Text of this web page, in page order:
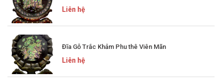
Liên hệ
Đĩa Gỗ Trắc Khảm Phu thê Viên Mãn
Liên hệ